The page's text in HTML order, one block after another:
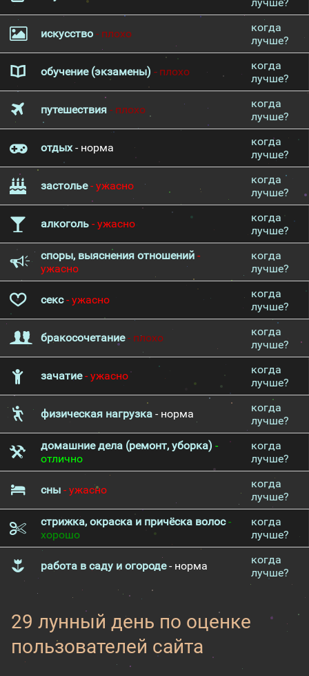
искусство - плохо
когда
лучше?
обучение (экзамены) - плохо
когда
лучше?
путешествия - плохо
когда
лучше?
отдых- норма
когда
лучше?
застолье- ужасно
когда
лучше?
алкоголь - ужасно
когда
лучше?
споры, выяснения отношений -
ужасно
когда
лучше?
секс- ужасно
когда
лучше?
бракосочетание- плохо
когда
лучше?
зачатие- ужасно
когда
лучше?
физическая нагрузка - норма
когда
лучше?
домашние дела (ремонт, уборка) -
отлично
когда
лучше?
сны - ужасно
когда
лучше?
стрижка, окраска и причёска волос-
хорошо
когда
лучше?
работа в саду и огороде- норма
когда
лучше?
29 лунный день по оценке
пользователей сайта